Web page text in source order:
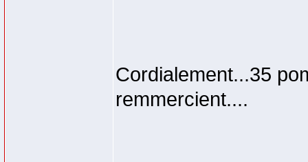
Cordialement...35
remmercient....